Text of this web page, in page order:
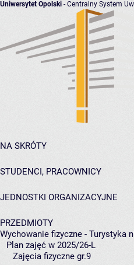
Uniwersytet Opolski - Centralny System
NA SKRÓTY
STUDENCI, PRACOWNICY
JEDNOSTKI ORGANIZACYJNE
PRZEDMIOTY
Wychowanie fizyczne - Turystyka
Plan zajęć w 2025/26-L
Zajęcia fizyczne gr.9